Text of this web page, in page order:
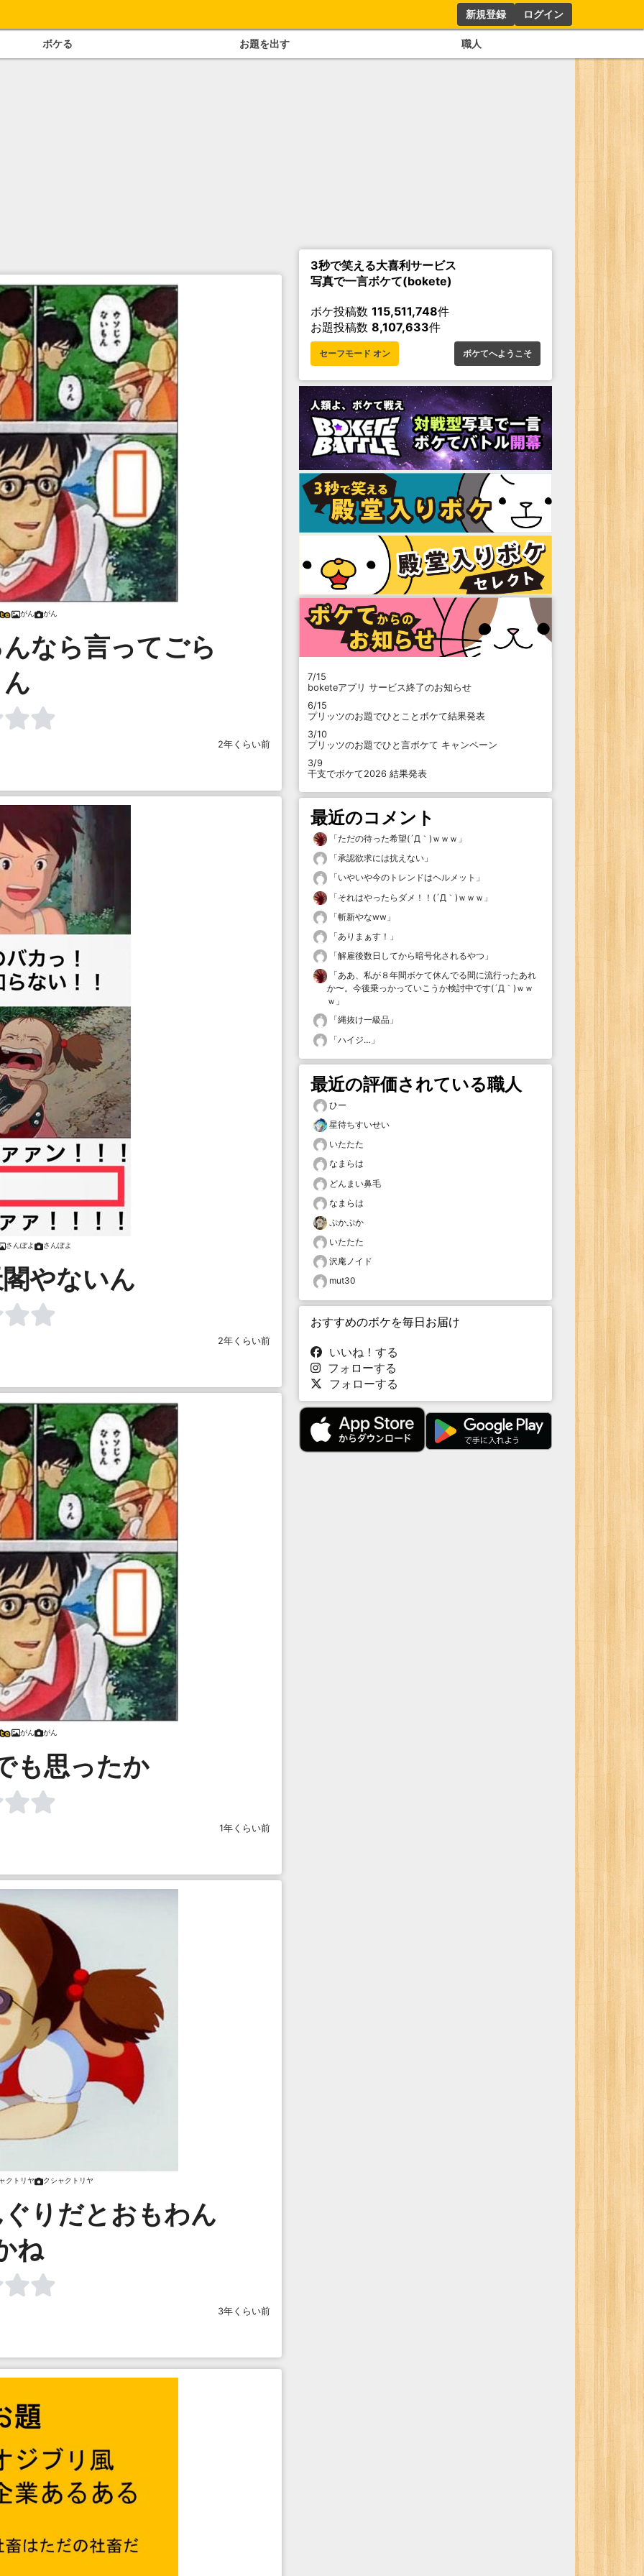
新規登録 ログイン
ボケる お題を出す 職人
がん がん
なら言ってごら
ん
2年くらい前
さんぽよ さんぽよ
やないん
2年くらい前
がん がん
も思ったか
1年くらい前
クトリヤ クシャクトリヤ
りだとおもわん
ね
3年くらい前
3秒で笑える大喜利サービス
写真で一言ボケて(bokete)
ボケ投稿数 115,511,748件
お題投稿数 8,107,633件
セーフモード オン ボケてへようこそ
7/15
boketeアプリ サービス終了のお知らせ
6/15
プリッツのお題でひとことボケて結果発表
3/10
プリッツのお題でひと言ボケて キャンペーン
3/9
干支でボケて2026 結果発表
最近のコメント
「ただの待った希望(´Д｀)ｗｗｗ 」
「承認欲求には抗えない 」
「いやいや今のトレンドはヘルメット 」
「それはやったらダメ！！(´Д｀)ｗｗｗ 」
「斬新やなww 」
「ありまぁす！ 」
「解雇後数日してから暗号化されるやつ 」
「ああ、私が８年間ボケて休んでる間に流行ったあれ
か〜。今後乗っかっていこうか検討中です(´Д｀)ｗｗ
ｗ 」
「縄抜け一級品 」
「ハイジ… 」
最近の評価されている職人
ひー
星待ちすいせい
いたたた
なまらは
どんまい鼻毛
なまらは
ぷかぷか
いたたた
沢庵ノイド
mut30
おすすめのボケを毎日お届け
いいね！する
フォローする
フォローする